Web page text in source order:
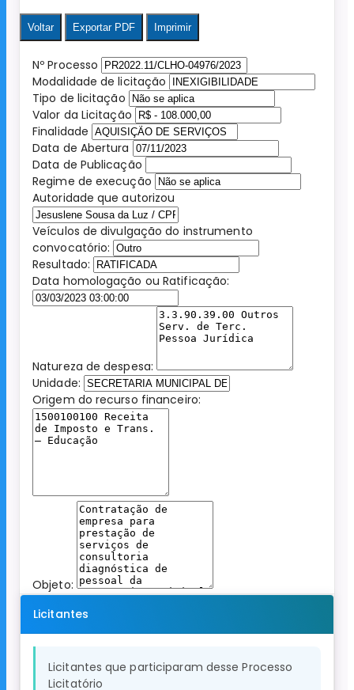
Voltar Exportar PDF Imprimir
Nº Processo
Modalidade de licitação
Tipo de licitação
Valor da Licitação
Finalidade
Data de Abertura
Data de Publicação
Regime de execução
Autoridade que autorizou
Veículos de divulgação do instrumento
convocatório:
Resultado:
Data homologação ou Ratificação:
Natureza de despesa:
Unidade:
Origem do recurso financeiro:
Objeto:
Licitantes
Licitantes que participaram desse Processo
Licitatório